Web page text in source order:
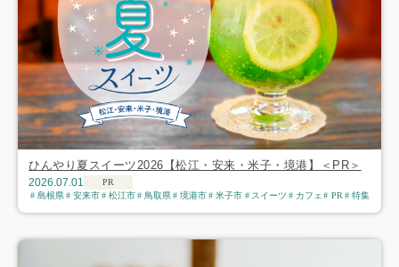
ひんやり夏スイーツ2026【松江・安来・米子・境港】＜PR＞
2026.07.01
PR
島根県
安来市 松江市 鳥取県 境港市 米子市 スイーツ カフェ PR 特集